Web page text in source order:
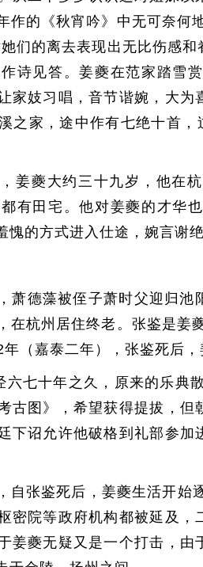
作的《秋宵吟》中无可奈何
们的离去表现出无比伤感
诗见答。姜夔在范家踏雪
家妓习唱，音节谐婉，大
之家，途中作有七绝十首
姜夔大约三十九岁，他在
有田宅。他对姜夔的才华
的方式进入仕途，婉言谢
萧德藻被侄子萧时父迎归
在杭州居住终老。张鉴是姜
（嘉泰二年），张鉴死后
六七十年之久，原来的乐典
古图》，希望获得提拔，
下诏允许他破格到礼部参加
自张鉴死后，姜夔生活开始
密院等政府机构都被延及
姜夔无疑又是一个打击，